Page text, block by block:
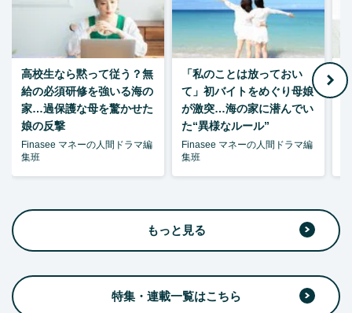
高校生なら黙って従う？無
給の必須研修を強いる海の
家…過保護な母を驚かせた
娘の反撃
Finasee マネーの人間ドラマ編
集班
「私のことは放っておい
て」初バイトをめぐり母娘
が激突…海の家に潜んでい
た“異様なルール”
Finasee マネーの人間ドラマ編
集班
もっと見る
特集・連載一覧はこちら